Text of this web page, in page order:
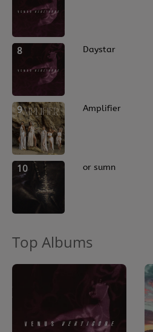
8 Daystar
9 Amplifier
10 or sumn
Top Albums